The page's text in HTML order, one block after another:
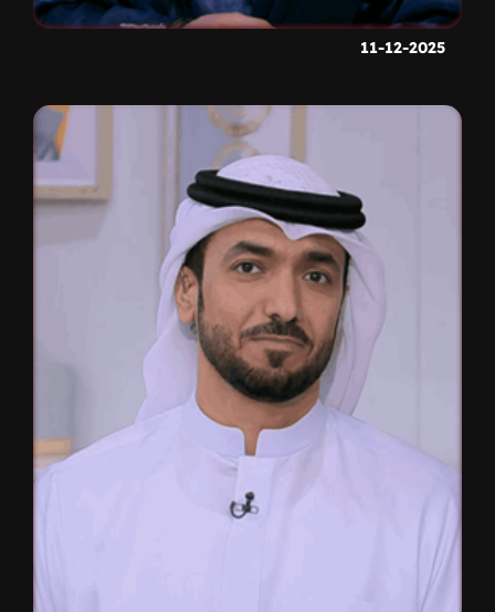
11-12-2025